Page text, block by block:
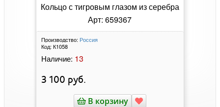
Кольцо с тигровым глазом из серебра
Арт: 659367
Производство: Россия
Код: К1058
Наличие: 13
3 100 руб.
В корзину